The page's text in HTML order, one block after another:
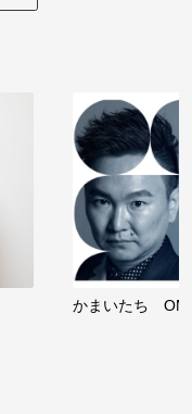
かまいたち